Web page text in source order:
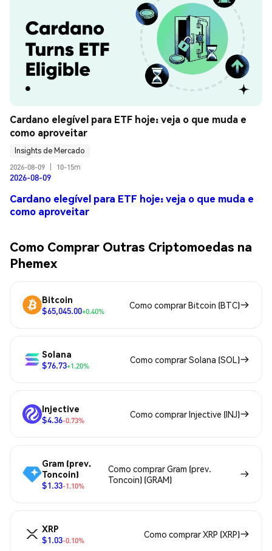
Cardano elegível para ETF hoje: veja o que muda e
como aproveitar
Insights de Mercado
2026-08-09
10-15m
2026-08-09
Cardano elegível para ETF hoje: veja o que muda e
como aproveitar
Como Comprar Outras Criptomoedas na
Phemex
Bitcoin
$65,045.00+0.40%
Como comprar Bitcoin (BTC)
Solana
$76.73+1.20%
Como comprar Solana (SOL)
Injective
$4.36-0.73%
Como comprar Injective (INJ)
Gram (prev.
Toncoin)
$1.33-1.10%
Como comprar Gram (prev.
Toncoin) (GRAM)
XRP
$1.03-0.10%
Como comprar XRP (XRP)